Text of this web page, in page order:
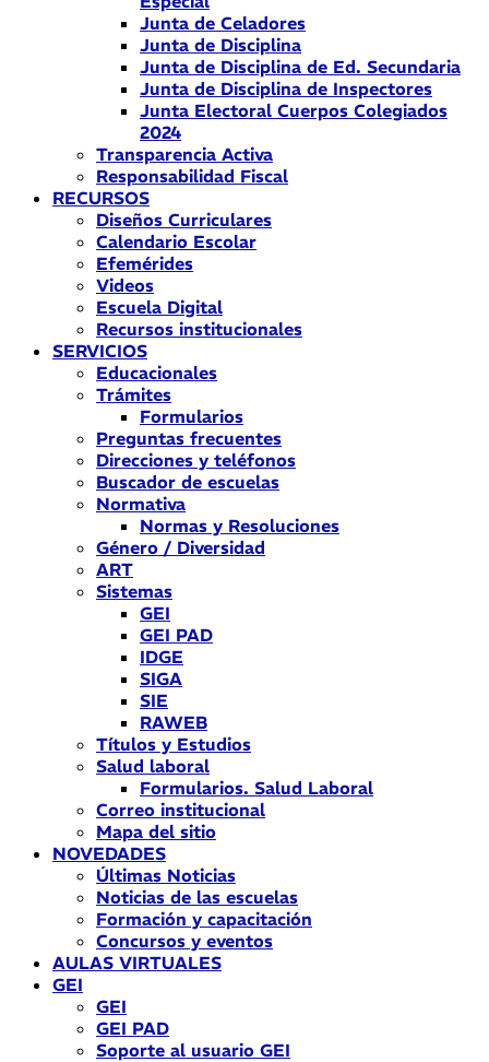
Junta de Celadores
Junta de Disciplina
Junta de Disciplina de Ed. Secundaria
Junta de Disciplina de Inspectores
Junta Electoral Cuerpos Colegiados
2024
Transparencia Activa
Responsabilidad Fiscal
RECURSOS
Diseños Curriculares
Calendario Escolar
Efemérides
Videos
Escuela Digital
Recursos institucionales
SERVICIOS
Educacionales
Trámites
Formularios
Preguntas frecuentes
Direcciones y teléfonos
Buscador de escuelas
Normativa
Normas y Resoluciones
Género / Diversidad
ART
Sistemas
GEI
GEI PAD
IDGE
SIGA
SIE
RAWEB
Títulos y Estudios
Salud laboral
Formularios. Salud Laboral
Correo institucional
Mapa del sitio
NOVEDADES
Últimas Noticias
Noticias de las escuelas
Formación y capacitación
Concursos y eventos
AULAS VIRTUALES
GEI
GEI
GEI PAD
Soporte al usuario GEI